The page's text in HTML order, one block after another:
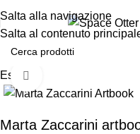
Salta alla navigazione
Salta al contenuto
Esaurito
Marta Zaccarini